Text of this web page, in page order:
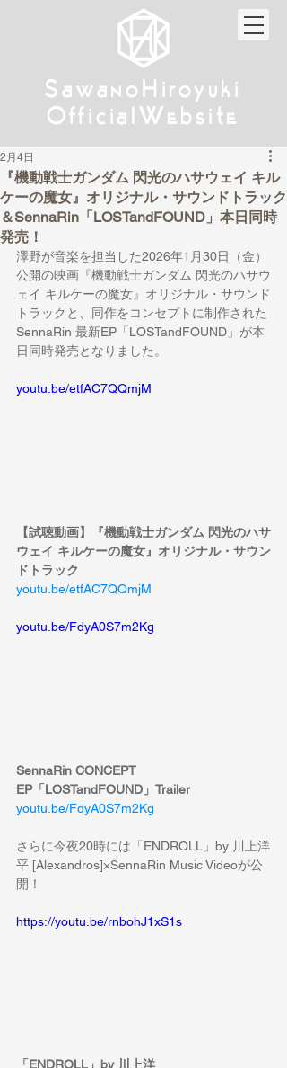
Sa wanoHiroyuki
Official W ebsite
Sa wanoHiroyuki
Official W ebsite
『機動戦士ガンダム 閃光のハサウェイ キル
ケーの魔女』オリジナル・サウンドトラック
＆SennaRin「LOSTandFOUND」本日同時
発売！
2月4日
澤野が音楽を担当した2026年1月30日（金）
公開の映画『機動戦士ガンダム 閃光のハサウ
ェイ キルケーの魔女』オリジナル・サウンド
トラックと、同作をコンセプトに制作された
SennaRin 最新EP「LOSTandFOUND」が本
日同時発売となりました。
youtu.be/etfAC7QQmjM
【試聴動画】『機動戦士ガンダム 閃光のハサ
ウェイ キルケーの魔女』オリジナル・サウン
ドトラック
youtu.be/etfAC7QQmjM
youtu.be/FdyA0S7m2Kg
SennaRin CONCEPT
EP「LOSTandFOUND」Trailer
youtu.be/FdyA0S7m2Kg
さらに今夜20時には「ENDROLL」by 川上洋
平 [Alexandros]×SennaRin Music Videoが公
開！
https://youtu.be/rnbohJ1xS1s
「ENDROLL」by 川上洋